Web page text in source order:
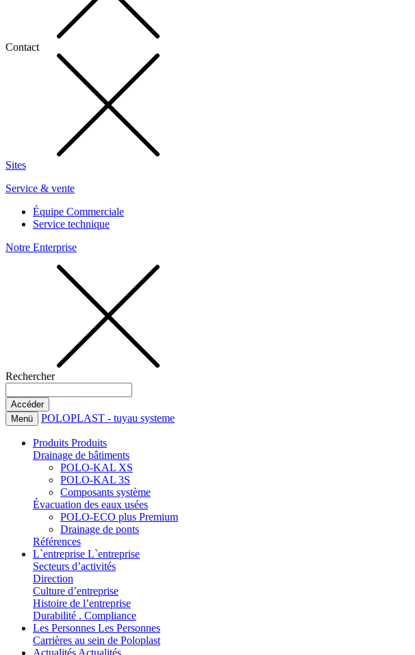
Contact
Sites
Service & vente
Équipe Commerciale
Service technique
Notre Enterprise
Rechercher
Menü POLOPLAST - tuyau systeme
Produits Produits
Drainage de bâtiments
POLO-KAL XS
POLO-KAL 3S
Composants système
Évacuation des eaux usées
POLO-ECO plus Premium
Drainage de ponts
Références
L`entreprise L`entreprise
Secteurs d’activités
Direction
Culture d’entreprise
Histoire de l’entreprise
Durabilité . Compliance
Les Personnes Les Personnes
Carrières au sein de Poloplast